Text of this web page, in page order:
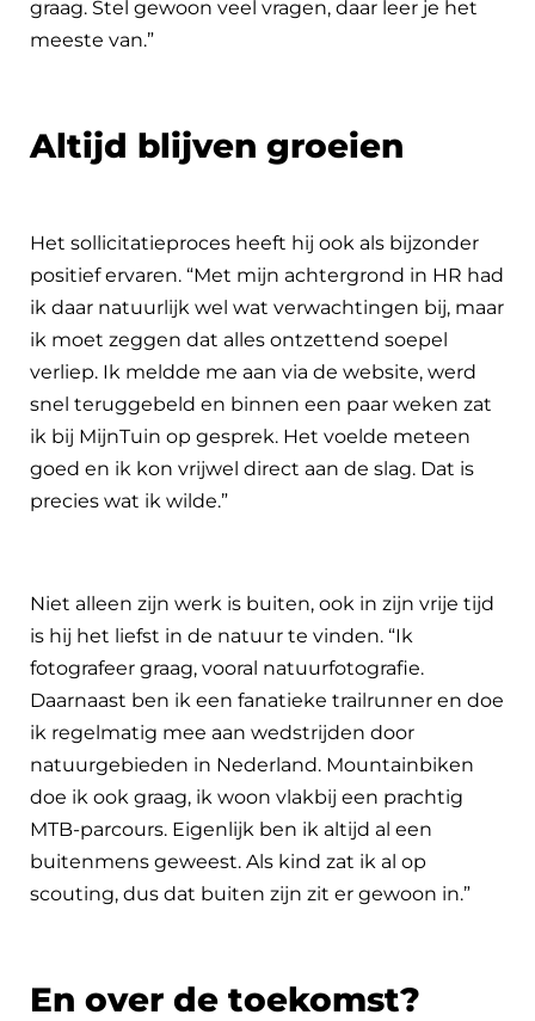
graag. Stel gewoon veel vragen, daar leer je het
meeste van.”
Altijd blijven groeien
Het sollicitatieproces heeft hij ook als bijzonder
positief ervaren. “Met mijn achtergrond in HR had
ik daar natuurlijk wel wat verwachtingen bij, maar
ik moet zeggen dat alles ontzettend soepel
verliep. Ik meldde me aan via de website, werd
snel teruggebeld en binnen een paar weken zat
ik bij MijnTuin op gesprek. Het voelde meteen
goed en ik kon vrijwel direct aan de slag. Dat is
precies wat ik wilde.”
Niet alleen zijn werk is buiten, ook in zijn vrije tijd
is hij het liefst in de natuur te vinden. “Ik
fotografeer graag, vooral natuurfotografie.
Daarnaast ben ik een fanatieke trailrunner en doe
ik regelmatig mee aan wedstrijden door
natuurgebieden in Nederland. Mountainbiken
doe ik ook graag, ik woon vlakbij een prachtig
MTB-parcours. Eigenlijk ben ik altijd al een
buitenmens geweest. Als kind zat ik al op
scouting, dus dat buiten zijn zit er gewoon in.”
En over de toekomst?